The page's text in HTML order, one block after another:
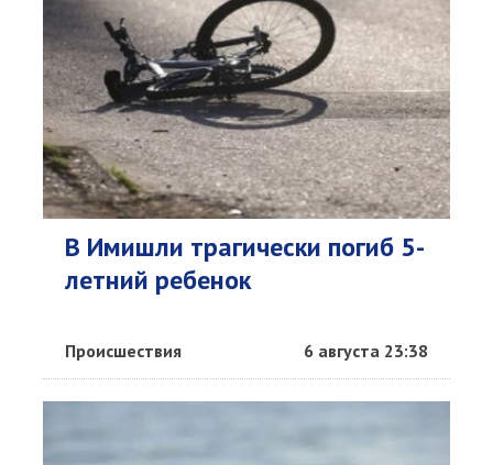
В Имишли трагически погиб 5-
летний ребенок
Происшествия 6 августа 23:38